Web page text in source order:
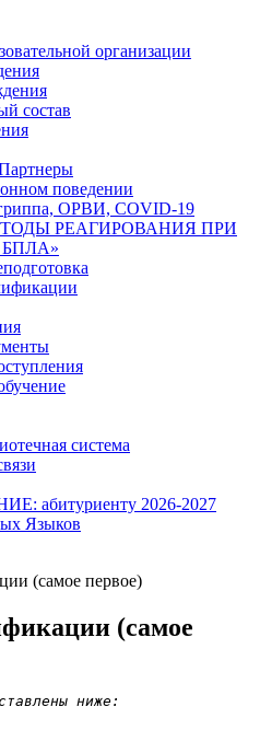
организации
состав
поведении
ОРВИ, COVID-19
РЕАГИРОВАНИЯ ПРИ
система
абитуриенту 2026-2027
Языков
(самое первое)
(самое
ниже: